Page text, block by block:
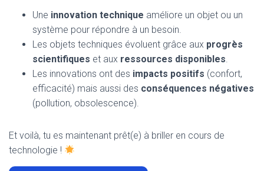
Une innovation technique améliore un objet ou un
système pour répondre à un besoin.
Les objets techniques évoluent grâce aux progrès
scientifiques et aux ressources disponibles.
Les innovations ont des impacts positifs (confort,
efficacité) mais aussi des conséquences négatives
(pollution, obsolescence).
Et voilà, tu es maintenant prêt(e) à briller en cours de
technologie !